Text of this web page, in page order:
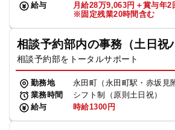
給与
月給28万9,063円＋賞与年2
※固定残業20時間含む
相談予約部内の事務（土日祝
相談予約部をトータルサポート
勤務地
永田町（永田町駅・赤坂見
業務時間
シフト制（原則土日祝）
給与
時給1300円